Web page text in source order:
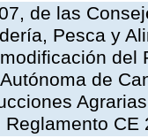
de las
Pesca y
del
de